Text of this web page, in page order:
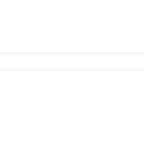
du marché.
des plateformes et des dApps.